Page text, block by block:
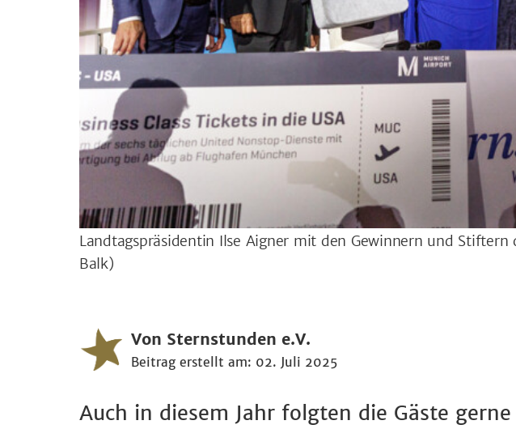
Landtagspräsidentin Ilse Aigner mit den Gewinnern und Stiftern
Balk)
Von Sternstunden e.V.
Beitrag erstellt am: 02. Juli 2025
Auch in diesem Jahr folgten die Gäste